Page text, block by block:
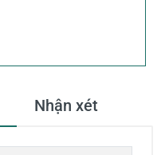
Nhận xét